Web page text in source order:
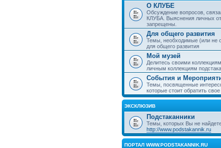
О КЛУБЕ
Обсуждение вопросов,
КЛУБА. Выяснения личных
запрещены.
Для общего развития
Темы, необходимые (или не
для общего развития
Мой музей
Делитесь своими
личным коллекциям
События и
Темы, посвященные
которые стоит обратить
ЭКСКЛЮЗИВ
Подстаканники
Темы, которых Вы не
http://www.podstakannik.ru
ПОРТАЛ WWW.PODSTAKANNIK.RU